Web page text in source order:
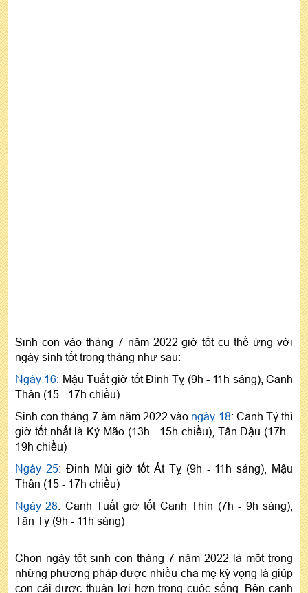
Sinh con vào tháng 7 năm 2022 giờ tốt cụ thể ứng với
ngày sinh tốt trong tháng như sau:
Ngày 16: Mậu Tuất giờ tốt Đinh Tỵ (9h - 11h sáng), Canh
Thân (15 - 17h chiều)
Sinh con tháng 7 âm năm 2022 vào ngày 18: Canh Tý thì
giờ tốt nhất là Kỷ Mão (13h - 15h chiều), Tân Dậu (17h -
19h chiều)
Ngày 25: Đinh Mùi giờ tốt Ất Tỵ (9h - 11h sáng), Mậu
Thân (15 - 17h chiều)
Ngày 28: Canh Tuất giờ tốt Canh Thìn (7h - 9h sáng),
Tân Tỵ (9h - 11h sáng)
Chọn ngày tốt sinh con tháng 7 năm 2022 là một trong
những phương pháp được nhiều cha mẹ kỳ vọng là giúp
con cái được thuận lợi hơn trong cuộc sống. Bên cạnh